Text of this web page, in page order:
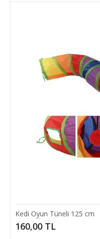
Olta çubuğunun kompakt,
saklama ve seyahat sağlar,
Kedi Oyun Tüneli 125 cm
160,00 TL